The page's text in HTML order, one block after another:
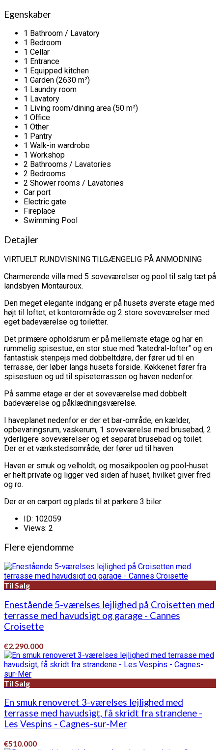
Egenskaber
1 Bathroom / Lavatory
1 Bedroom
1 Cellar
1 Entrance
1 Equipped kitchen
1 Garden (2630 m²)
1 Laundry room
1 Lavatory
1 Living room/dining area (50 m²)
1 Office
1 Other
1 Pantry
1 Walk-in wardrobe
1 Workshop
2 Bathrooms / Lavatories
2 Bedrooms
2 Shower rooms / Lavatories
Car port
Electric gate
Fireplace
Swimming Pool
Detajler
VIRTUELT RUNDVISNING TILGÆNGELIG PÅ ANMODNING
Charmerende villa med 5 soveværelser og pool til salg tæt på
landsbyen Montauroux.
Den meget elegante indgang er på husets øverste etage med
højt til loftet, et kontorområde og 2 store soveværelser med
eget badeværelse og toiletter.
Det primære opholdsrum er på mellemste etage og har en
rummelig spisestue, en stor stue med “katedral-lofter” og en
fantastisk stenpejs med dobbeltdøre, der fører ud til en
terrasse, der løber langs husets forside. Køkkenet fører fra
spisestuen og ud til spiseterrassen og haven nedenfor.
På samme etage er der et soveværelse med dobbelt
badeværelse og påklædningsværelse.
I haveplanet nedenfor er der et bar-område, en kælder,
opbevaringsrum, vaskerum, 1 soveværelse med brusebad, 2
yderligere soveværelser og et separat brusebad og toilet.
Der er et værkstedsområde, der fører ud til haven.
Haven er smuk og velholdt, og mosaikpoolen og pool-huset
er helt private og ligger ved siden af ​​huset, hvilket giver fred
og ro.
Der er en carport og plads til at parkere 3 biler.
ID: 102059
Views: 2
Flere ejendomme
Til Salg
Enestående 5-værelses lejlighed på Croisetten med
terrasse med havudsigt og garage - Cannes
Croisette
€2.290.000
Til Salg
En smuk renoveret 3-værelses lejlighed med
terrasse med havudsigt, få skridt fra strandene -
Les Vespins - Cagnes-sur-Mer
€510.000